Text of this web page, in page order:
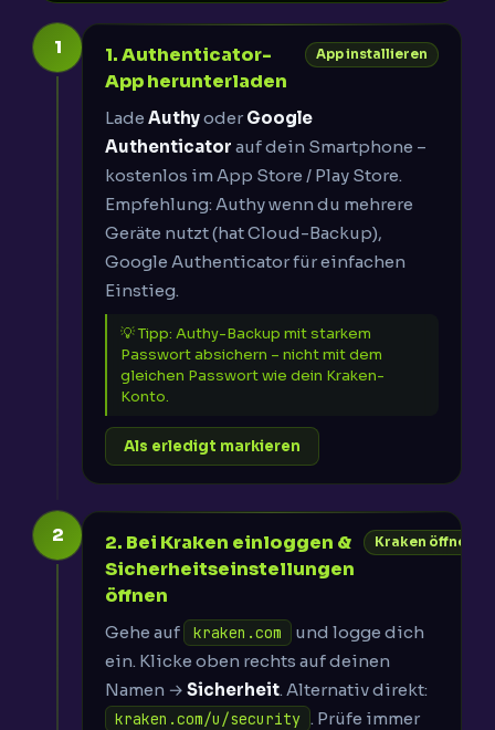
1
1. Authenticator-
App herunterladen
App installieren
Lade Authyoder Google
Authenticator auf dein Smartphone –
kostenlos im App Store / Play Store.
Empfehlung: Authy wenn du mehrere
Geräte nutzt (hat Cloud-Backup),
Google Authenticator für einfachen
Einstieg.
💡 Tipp: Authy-Backup mit starkem
Passwort absichern – nicht mit dem
gleichen Passwort wie dein Kraken-
Konto.
Als erledigt markieren
2
2. Bei Kraken einloggen &
Sicherheitseinstellungen
öffnen
Kraken öffnen
Gehe auf kraken.com
und logge dich
ein. Klicke oben rechts auf deinen
Namen → Sicherheit. Alternativ direkt:
kraken.com/u/security . Prüfe immer